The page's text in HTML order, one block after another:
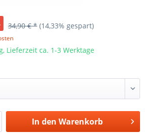
34,90 € * (14,33% gespart)
Lieferzeit ca. 1-3 Werktage
In den Warenkorb